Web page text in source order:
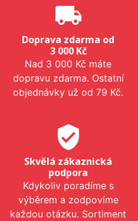
local_shipping
Doprava zdarma od
3 000 Kč
Nad 3 000 Kč máte
dopravu zdarma. Ostatní
objednávky už od 79 Kč.
verified_user
Skvělá zákaznická
podpora
Kdykoliv poradíme s
výběrem a zodpovíme
každou otázku. Sortiment